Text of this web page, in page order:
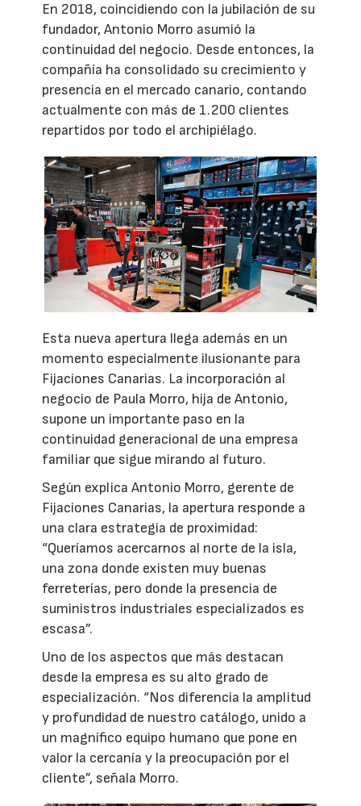
En 2018, coincidiendo con la jubilación de su
fundador, Antonio Morro asumió la
continuidad del negocio. Desde entonces, la
compañía ha consolidado su crecimiento y
presencia en el mercado canario, contando
actualmente con más de 1.200 clientes
repartidos por todo el archipiélago.
Esta nueva apertura llega además en un
momento especialmente ilusionante para
Fijaciones Canarias. La incorporación al
negocio de Paula Morro, hija de Antonio,
supone un importante paso en la
continuidad generacional de una empresa
familiar que sigue mirando al futuro.
Según explica Antonio Morro, gerente de
Fijaciones Canarias, la apertura responde a
una clara estrategia de proximidad:
“Queríamos acercarnos al norte de la isla,
una zona donde existen muy buenas
ferreterías, pero donde la presencia de
suministros industriales especializados es
escasa”.
Uno de los aspectos que más destacan
desde la empresa es su alto grado de
especialización. “Nos diferencia la amplitud
y profundidad de nuestro catálogo, unido a
un magnífico equipo humano que pone en
valor la cercanía y la preocupación por el
cliente”, señala Morro.